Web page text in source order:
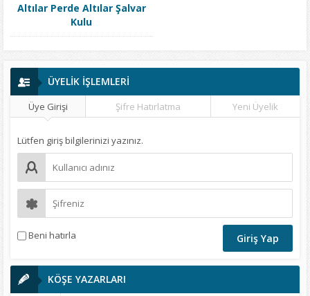
Altılar Perde Altılar Şalvar
Kulu
ÜYELİK İŞLEMLERİ
Üye Girişi Şifre Hatırlatma Yeni Üyelik
Lütfen giriş bilgilerinizi yazınız.
Beni hatırla
KÖŞE YAZARLARI